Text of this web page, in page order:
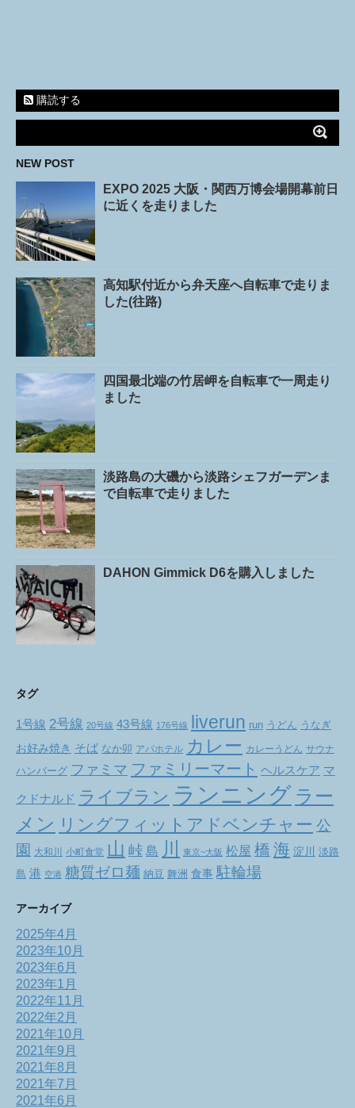
購読する
NEW POST
EXPO 2025 大阪・関西万博会場開幕前日
に近くを走りました
高知駅付近から弁天座へ自転車で走りま
した(往路)
四国最北端の竹居岬を自転車で一周走り
ました
淡路島の大磯から淡路シェフガーデンま
で自転車で走りました
DAHON Gimmick D6を購入しました
タグ
1号線 2号線 20号線 43号線 176号線 liverun run うどん うなぎ
お好み焼き そば なか卯 アパホテル カレー カレーうどん サウナ
ハンバーグ ファミマ ファミリーマート ヘルスケア マ
クドナルド ライブラン ランニング ラー
メン リングフィットアドベンチャー 公
園
大和川 小町食堂 山 峠 島 川 東京~大阪 松屋 橋 海 淀川
淡路
島 港 空港 糖質ゼロ麺 納豆 舞洲 食事 駐輪場
アーカイブ
2025年4月
2023年10月
2023年6月
2023年1月
2022年11月
2022年2月
2021年10月
2021年9月
2021年8月
2021年7月
2021年6月